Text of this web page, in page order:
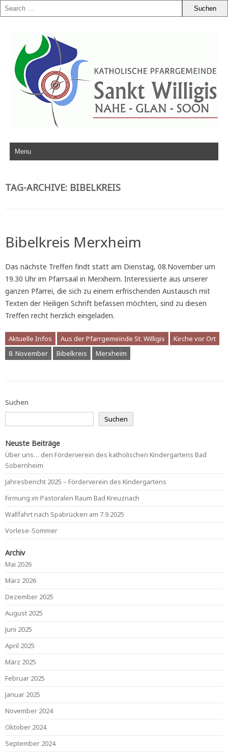
Zum Inhalt springen
TAG-ARCHIVE: BIBELKREIS
Bibelkreis Merxheim
Das nächste Treffen findt statt am Dienstag, 08.November um
19.30 Uhr im Pfarrsaal in Merxheim. Interessierte aus unserer
ganzen Pfarrei, die sich zu einem erfrischenden Austausch mit
Texten der Heiligen Schrift befassen möchten, sind zu diesen
Treffen recht herzlich eingeladen.
Aktuelle Infos Aus der Pfarrgemeinde St. Willigis
Kirche vor Ort
8. November
Bibelkreis Merxheim
Suchen
Suchen
Neuste Beiträge
Über uns… den Förderverein des katholischen Kindergartens Bad
Sobernheim
Jahresbericht 2025 – Förderverein des Kindergartens
Firmung im Pastoralen Raum Bad Kreuznach
Wallfahrt nach Spabrücken am 7.9.2025
Vorlese-Sommer
Archiv
Mai 2026
März 2026
Dezember 2025
August 2025
Juni 2025
April 2025
März 2025
Februar 2025
Januar 2025
November 2024
Oktober 2024
September 2024